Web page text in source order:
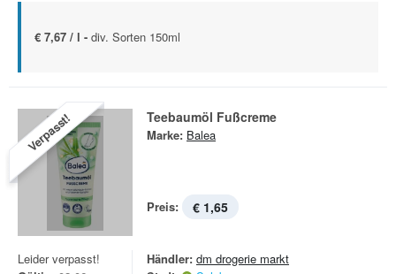
€ 7,67 / l - div. Sorten 150ml
Verpasst! Teebaumöl Fußcreme
Marke: Balea
Preis: € 1,65
Leider verpasst!
Händler: dm drogerie markt